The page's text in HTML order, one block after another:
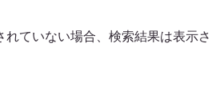
ていない場合、検索結果は表示さ